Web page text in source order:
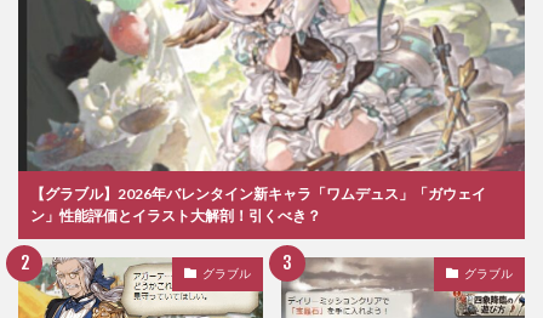
【グラブル】2026年バレンタイン新キャラ「ワムデュス」「ガウェイ
ン」性能評価とイラスト大解剖！引くべき？
グラブル グラブル